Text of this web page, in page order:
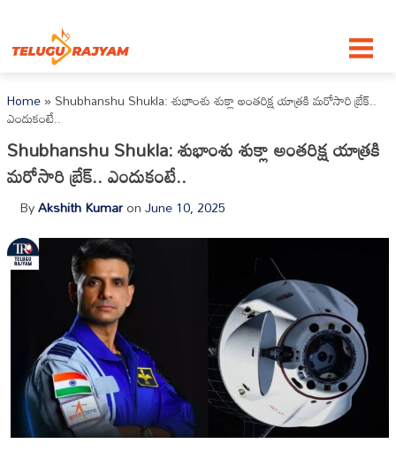
Home»Shubhanshu Shukla: శుభాంశు శుక్లా అంతరిక్ష యాత్రకి మరోసారి బ్రేక్..
ఎందుకంటే..
Shubhanshu Shukla: శుభాంశు శుక్లా అంతరిక్ష యాత్రకి
మరోసారి బ్రేక్.. ఎందుకంటే..
ByAkshith KumaronJune 10, 2025